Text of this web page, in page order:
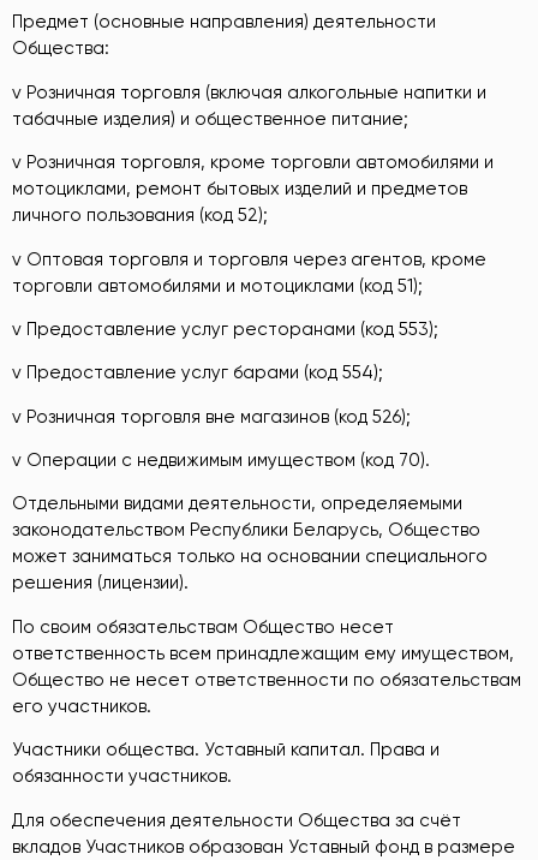
Предмет (основные направления) деятельности
Общества:
v Розничная торговля (включая алкогольные напитки и
табачные изделия) и общественное питание;
v Розничная торговля, кроме торговли автомобилями и
мотоциклами, ремонт бытовых изделий и предметов
личного пользования (код 52);
v Оптовая торговля и торговля через агентов, кроме
торговли автомобилями и мотоциклами (код 51);
v Предоставление услуг ресторанами (код 553);
v Предоставление услуг барами (код 554);
v Розничная торговля вне магазинов (код 526);
v Операции с недвижимым имуществом (код 70).
Отдельными видами деятельности, определяемыми
законодательством Республики Беларусь, Общество
может заниматься только на основании специального
решения (лицензии).
По своим обязательствам Общество несет
ответственность всем принадлежащим ему имуществом,
Общество не несет ответственности по обязательствам
его участников.
Участники общества. Уставный капитал. Права и
обязанности участников.
Для обеспечения деятельности Общества за счёт
вкладов Участников образован Уставный фонд в размере